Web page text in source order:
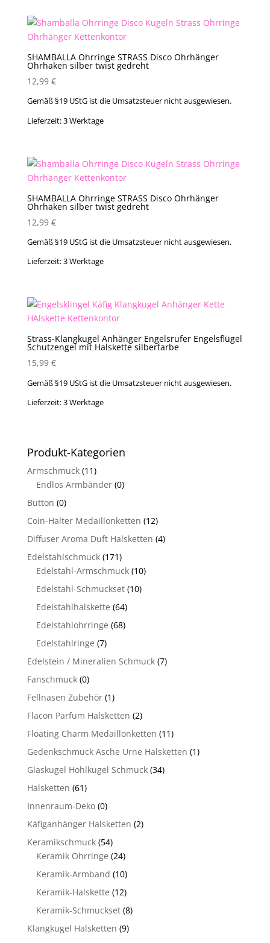
SHAMBALLA Ohrringe STRASS Disco Ohrhänger
Ohrhaken silber twist gedreht
12,99 €
Gemäß §19 UStG ist die Umsatzsteuer nicht ausgewiesen.
Lieferzeit:3 Werktage
SHAMBALLA Ohrringe STRASS Disco Ohrhänger
Ohrhaken silber twist gedreht
12,99 €
Gemäß §19 UStG ist die Umsatzsteuer nicht ausgewiesen.
Lieferzeit:3 Werktage
Strass-Klangkugel Anhänger Engelsrufer Engelsflügel
Schutzengel mit Halskette silberfarbe
15,99 €
Gemäß §19 UStG ist die Umsatzsteuer nicht ausgewiesen.
Lieferzeit:3 Werktage
Produkt-Kategorien
Armschmuck (11)
Endlos Armbänder (0)
Button (0)
Coin-Halter Medaillonketten (12)
Diffuser Aroma Duft Halsketten (4)
Edelstahlschmuck (171)
Edelstahl-Armschmuck (10)
Edelstahl-Schmuckset (10)
Edelstahlhalskette (64)
Edelstahlohrringe (68)
Edelstahlringe (7)
Edelstein / Mineralien Schmuck (7)
Fanschmuck (0)
Fellnasen Zubehör (1)
Flacon Parfum Halsketten (2)
Floating Charm Medaillonketten (11)
Gedenkschmuck Asche Urne Halsketten (1)
Glaskugel Hohlkugel Schmuck (34)
Halsketten (61)
Innenraum-Deko (0)
Käfiganhänger Halsketten (2)
Keramikschmuck (54)
Keramik Ohrringe (24)
Keramik-Armband (10)
Keramik-Halskette (12)
Keramik-Schmuckset (8)
Klangkugel Halsketten (9)